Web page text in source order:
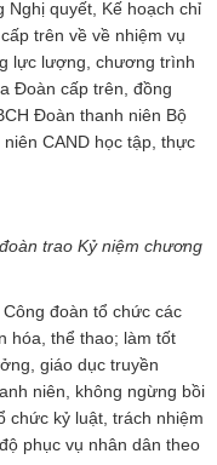
quyết, Kế hoạch chỉ
trên về về nhiệm vụ
lực lượng, chương trình
Đoàn cấp trên, đồng
Đoàn thanh niên Bộ
CAND học tập, thực
trao Kỷ niệm chương
đoàn tổ chức các
hóa, thể thao; làm tốt
giáo dục truyền
niên, không ngừng bồi
chức kỷ luật, trách nhiệm
phục vụ nhân dân theo